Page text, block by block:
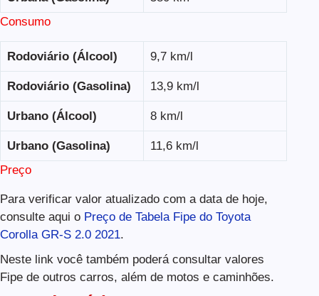
Consumo
Rodoviário (Álcool) 9,7 km/l
Rodoviário (Gasolina) 13,9 km/l
Urbano (Álcool) 8 km/l
Urbano (Gasolina)
11,6 km/l
Preço
Para verificar valor atualizado com a data de hoje,
consulte aqui o Preço de Tabela Fipe do Toyota
Corolla GR-S 2.0 2021.
Neste link você também poderá consultar valores
Fipe de outros carros, além de motos e caminhões.